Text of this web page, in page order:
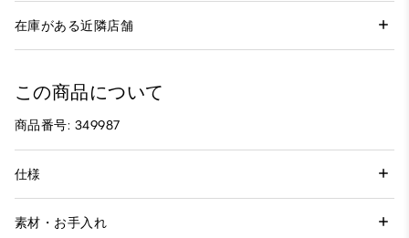
在庫がある近隣店舗
この商品について
商品番号: 349987
仕様
素材・お手入れ